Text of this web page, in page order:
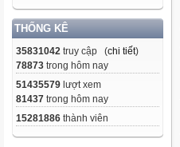
THỐNG KÊ
35831042 truy cập (chi tiết)
78873 trong hôm nay
51435579 lượt xem
81437 trong hôm nay
15281886 thành viên